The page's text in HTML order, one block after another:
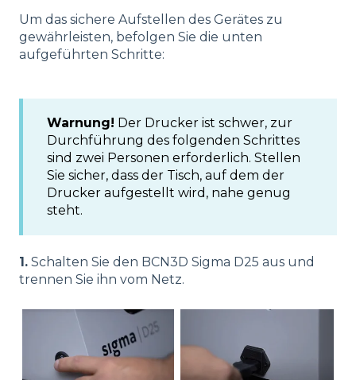
Um das sichere Aufstellen des Gerätes zu
gewährleisten, befolgen Sie die unten
aufgeführten Schritte:
Warnung! Der Drucker ist schwer, zur
Durchführung des folgenden Schrittes
sind zwei Personen erforderlich. Stellen
Sie sicher, dass der Tisch, auf dem der
Drucker aufgestellt wird, nahe genug
steht.
1. Schalten Sie den BCN3D Sigma D25 aus und
trennen Sie ihn vom Netz.